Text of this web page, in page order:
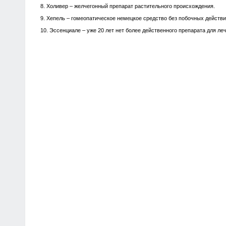
8. Холивер – желчегонный препарат растительного происхождения.
9. Хепель – гомеопатическое немецкое средство без побочных
10. Эссенциале – уже 20 лет нет более действенного препарата для